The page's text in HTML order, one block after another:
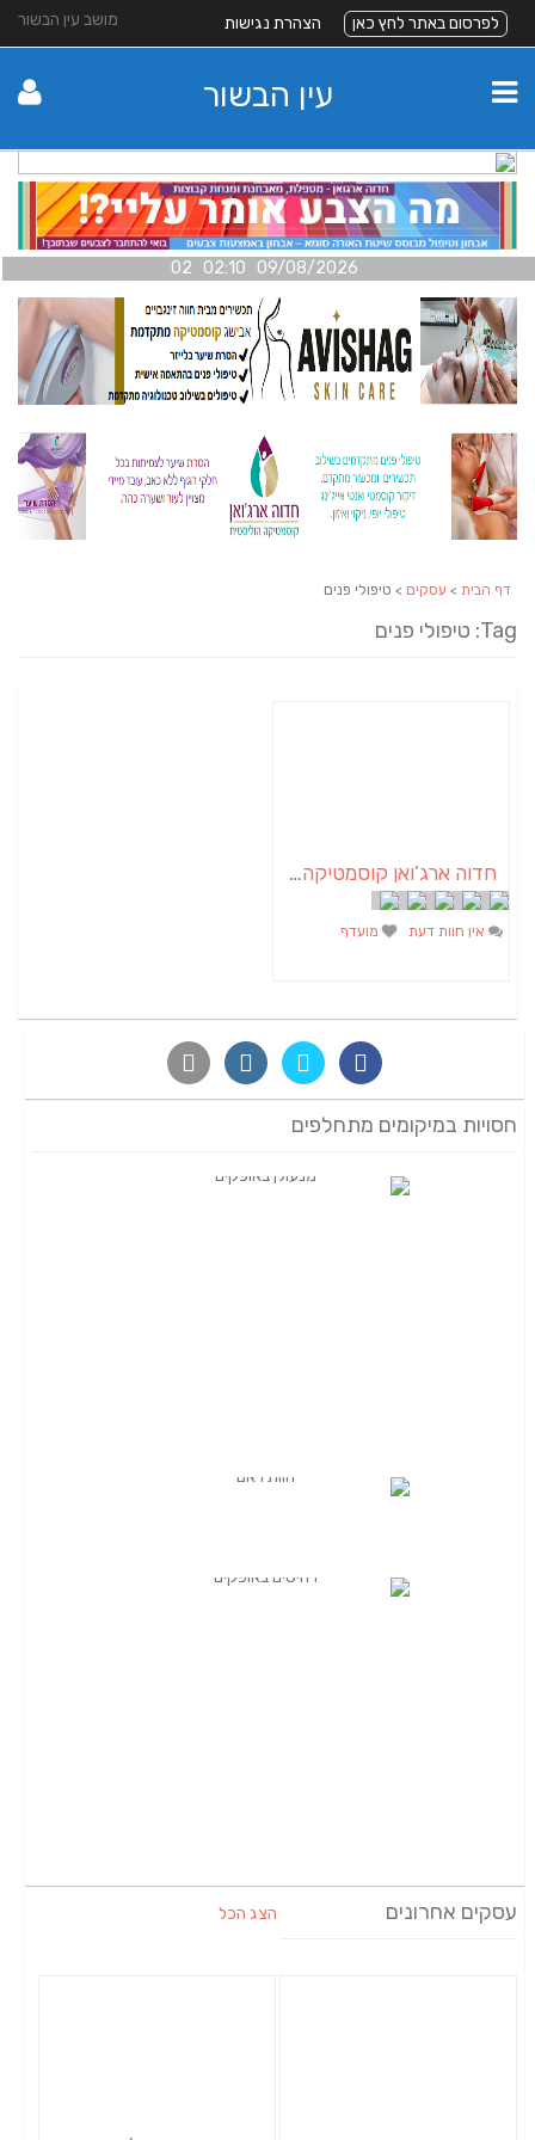
מושב עין הבשור לפרסום באתר לחץ כאן הצהרת נגישות
עין הבשור
09/08/2026 02:10 02
דף הבית > עסקים > טיפולי פנים
Tag: טיפולי פנים
חדוה ארג’ואן קוסמטיקה הוליסטית
אין חוות דעת מועדף
חסויות במיקומים מתחלפים
עסקים אחרונים הצג הכל